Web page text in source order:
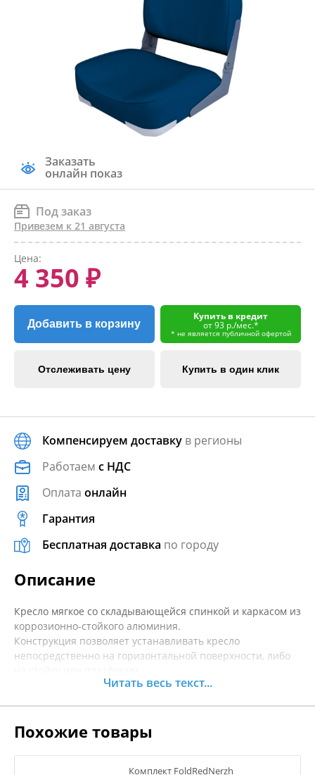
Заказать
онлайн показ
Под заказ
Привезем к 21 августа
Цена:
4 350 ₽
Добавить в корзину
Купить в кредит
от 93 р./мес.*
* не является публичной офертой
Отслеживать цену Купить в один клик
Компенсируем доставку в регионы
Работаем с НДС
Оплата онлайн
Гарантия
Бесплатная доставка по городу
Описание
Кресло мягкое со складывающейся спинкой и каркасом из
коррозионно-стойкого алюминия.
Конструкция позволяет устанавливать кресло
непосредственно на горизонтальной поверхности, либо
Крепежные болты поставляются в комплекте с креслом.
высококачественного винила, приспособленного к
использованию в морских условиях.
Совместимо с платформами: SK75301, SK75321, SK75316
Читать весь текст...
Похожие товары
Комплект FoldRedNerzh